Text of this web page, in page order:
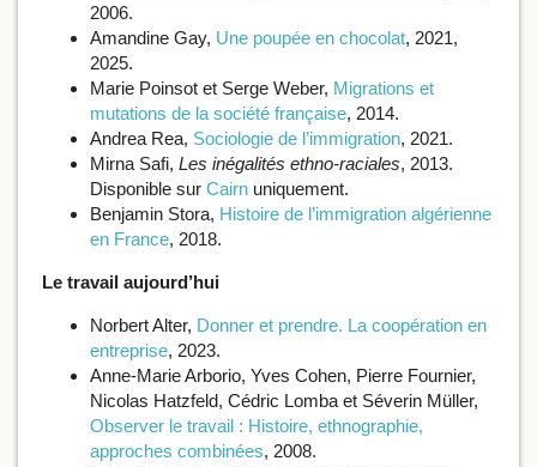
2006.
Amandine Gay, Une poupée en chocolat, 2021,
2025.
Marie Poinsot et Serge Weber, Migrations et
mutations de la société française, 2014.
Andrea Rea, Sociologie de l’immigration, 2021.
Mirna Safi, Les inégalités ethno-raciales, 2013.
Disponible sur Cairn uniquement.
Benjamin Stora, Histoire de l’immigration algérienne
en France, 2018.
Le travail aujourd’hui
Norbert Alter, Donner et prendre. La coopération en
entreprise, 2023.
Anne-Marie Arborio, Yves Cohen, Pierre Fournier,
Nicolas Hatzfeld, Cédric Lomba et Séverin Müller,
Observer le travail : Histoire, ethnographie,
approches combinées, 2008.